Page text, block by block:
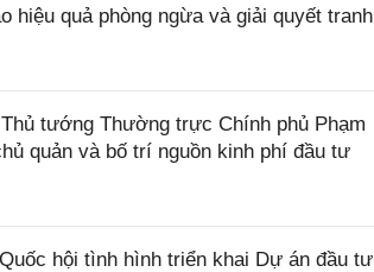
hiệu quả phòng ngừa và giải quyết tranh
tướng Thường trực Chính phủ Phạm
quản và bố trí nguồn kinh phí đầu tư
hội tình hình triển khai Dự án đầu tư